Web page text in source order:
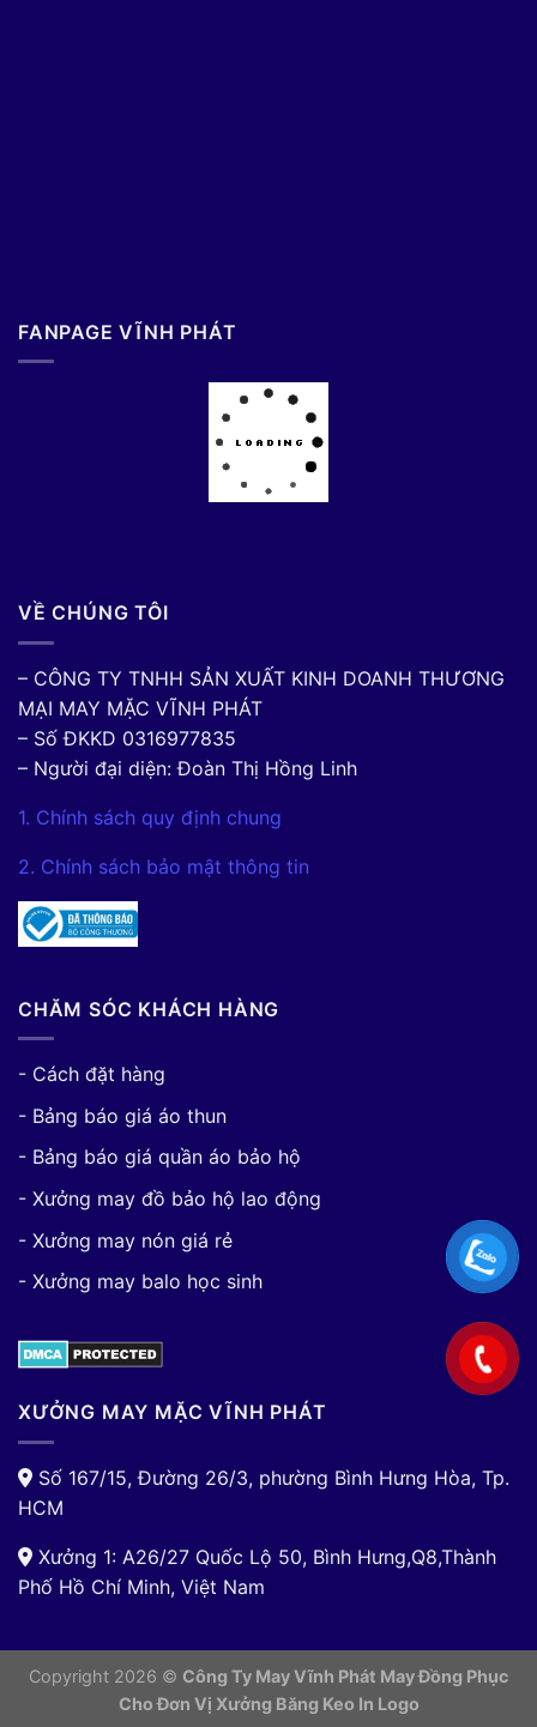
FANPAGE VĨNH PHÁT
VỀ CHÚNG TÔI
– CÔNG TY TNHH SẢN XUẤT KINH DOANH THƯƠNG
MẠI MAY MẶC VĨNH PHÁT
– Số ĐKKD 0316977835
– Người đại diện: Đoàn Thị Hồng Linh
1. Chính sách quy định chung
2. Chính sách bảo mật thông tin
CHĂM SÓC KHÁCH HÀNG
- Cách đặt hàng
- Bảng báo giá áo thun
- Bảng báo giá quần áo bảo hộ
- Xưởng may đồ bảo hộ lao động
- Xưởng may nón giá rẻ
- Xưởng may balo học sinh
XƯỞNG MAY MẶC VĨNH PHÁT
Số 167/15, Đường 26/3, phường Bình Hưng Hòa, Tp.
HCM
Xưởng 1: A26/27 Quốc Lộ 50, Bình Hưng,Q8,Thành
Phố Hồ Chí Minh, Việt Nam
Copyright 2026 © Công Ty May Vĩnh Phát May Đồng Phục
Cho Đơn Vị Xưởng Băng Keo In Logo